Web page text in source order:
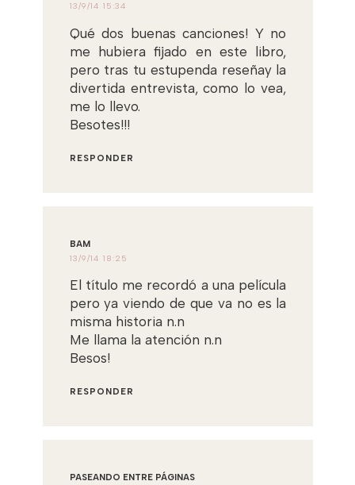
13/9/14 15:34
Qué dos buenas canciones! Y no
me hubiera fijado en este libro,
pero tras tu estupenda reseñay la
divertida entrevista, como lo vea,
me lo llevo.
Besotes!!!
RESPONDER
BAM
13/9/14 18:25
El título me recordó a una película
pero ya viendo de que va no es la
misma historia n.n
Me llama la atención n.n
Besos!
RESPONDER
PASEANDO ENTRE PÁGINAS